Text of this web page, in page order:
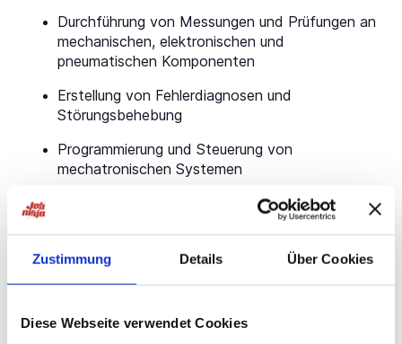
Zustimmung Details Über Cookies
Diese Webseite verwendet Cookies
Durchführung von Messungen und Prüfungen an
mechanischen, elektronischen und
pneumatischen Komponenten
Erstellung von Fehlerdiagnosen und
Störungsbehebung
Programmierung und Steuerung von
mechatronischen Systemen
Ihre Voraussetzungen:
abgeschlossene Ausbildung als Mechatroniker
(m/w/d), Industriemechaniker (m/w/d),
Berufserfahrung in der Installation, Wartung und